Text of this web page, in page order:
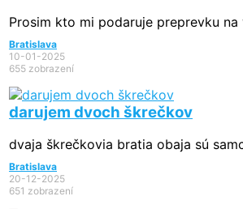
Prosim kto mi podaruje preprevku
Bratislava
10-01-2025
655 zobrazení
darujem dvoch škrečkov
dvaja škrečkovia bratia obaja sú
Bratislava
20-12-2025
651 zobrazení